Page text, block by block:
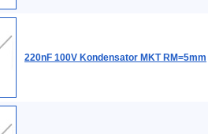
220nF 100V Kondensator MKT RM=5mm